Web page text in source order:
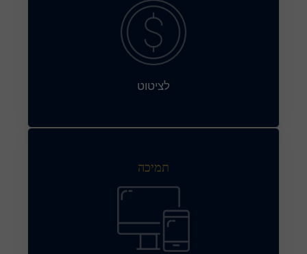
לציטוט
תמיכה